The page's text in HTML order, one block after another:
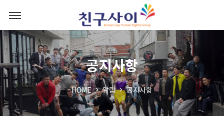
공지사항
HOME 알림 공지사항